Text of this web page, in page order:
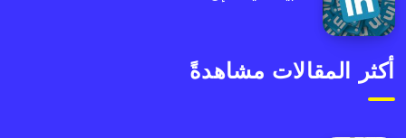
أكثر المقالات مشاهدةً